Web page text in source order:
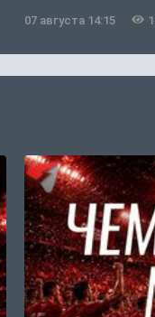
07 августа 14:15